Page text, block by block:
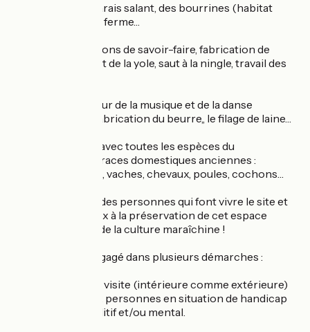
• Des visites du marais salant, des bourrines (habitat
traditionnel), de la ferme…
• Des démonstrations de savoir-faire, fabrication de
trolles, maniement de la yole, saut à la ningle, travail des
• Des ateliers autour de la musique et de la danse
traditionnelle, la fabrication du beurre,, le filage de laine…
• Des rencontres avec toutes les espèces du
conservatoire de races domestiques anciennes :
moutons, canards, vaches, chevaux, poules, cochons…
Écoutez la parole des personnes qui font vivre le site et
participez avec eux à la préservation de cet espace
naturel unique et de la culture maraîchine !
Le Daviaud est engagé dans plusieurs démarches :
- L'ensemble de la visite (intérieure comme extérieure)
est accessible aux personnes en situation de handicap
moteur, visuel, auditif et/ou mental.